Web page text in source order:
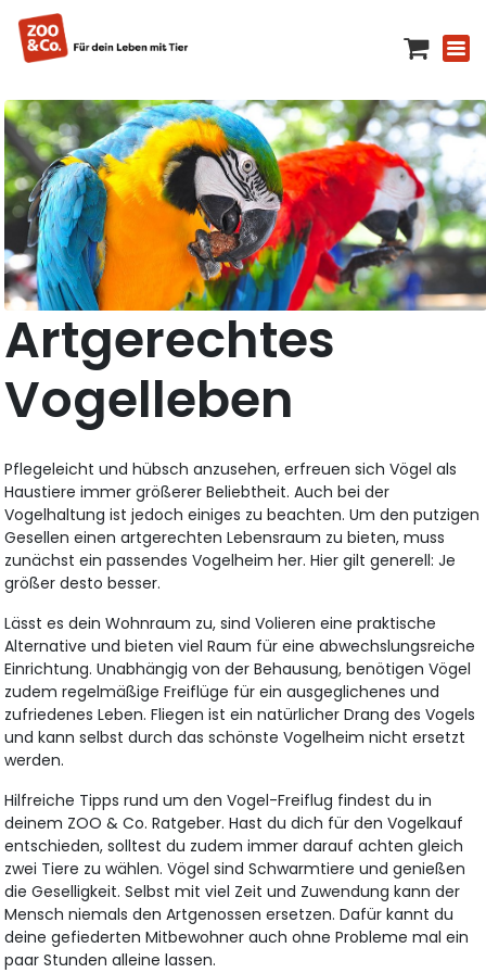
Artgerechtes
Vogelleben
Pflegeleicht und hübsch anzusehen, erfreuen sich Vögel als
Haustiere immer größerer Beliebtheit. Auch bei der
Vogelhaltung ist jedoch einiges zu beachten. Um den putzigen
Gesellen einen artgerechten Lebensraum zu bieten, muss
zunächst ein passendes Vogelheim her. Hier gilt generell: Je
größer desto besser.
Lässt es dein Wohnraum zu, sind Volieren eine praktische
Alternative und bieten viel Raum für eine abwechslungsreiche
Einrichtung. Unabhängig von der Behausung, benötigen Vögel
zudem regelmäßige Freiflüge für ein ausgeglichenes und
zufriedenes Leben. Fliegen ist ein natürlicher Drang des Vogels
und kann selbst durch das schönste Vogelheim nicht ersetzt
werden.
Hilfreiche Tipps rund um den Vogel-Freiflug findest du in
deinem ZOO & Co. Ratgeber. Hast du dich für den Vogelkauf
entschieden, solltest du zudem immer darauf achten gleich
zwei Tiere zu wählen. Vögel sind Schwarmtiere und genießen
die Geselligkeit. Selbst mit viel Zeit und Zuwendung kann der
Mensch niemals den Artgenossen ersetzen. Dafür kannt du
deine gefiederten Mitbewohner auch ohne Probleme mal ein
paar Stunden alleine lassen.